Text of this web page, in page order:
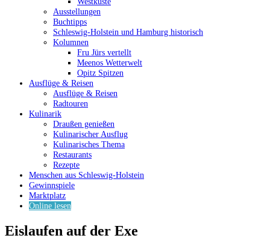
Ausstellungen
Buchtipps
Schleswig-Holstein und Hamburg historisch
Kolumnen
Fru Jürs vertellt
Meenos Wetterwelt
Opitz Spitzen
Ausflüge & Reisen
Ausflüge & Reisen
Radtouren
Kulinarik
Draußen genießen
Kulinarischer Ausflug
Kulinarisches Thema
Restaurants
Rezepte
Menschen aus Schleswig-Holstein
Gewinnspiele
Marktplatz
Online lesen
Eislaufen auf der Exe